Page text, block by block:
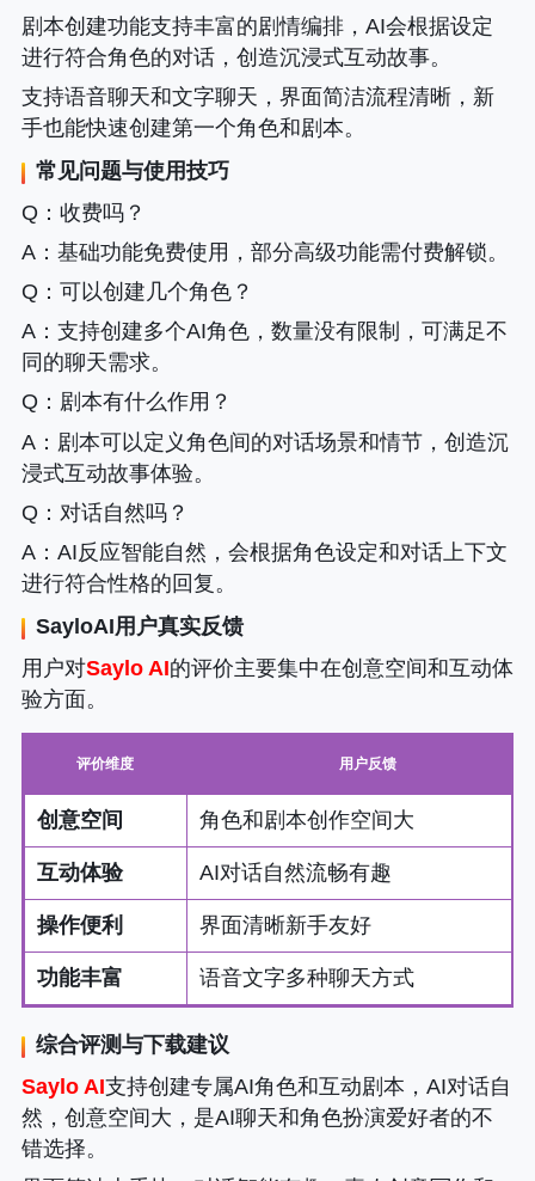
剧本创建功能支持丰富的剧情编排，AI会根据设定
进行符合角色的对话，创造沉浸式互动故事。
支持语音聊天和文字聊天，界面简洁流程清晰，新
手也能快速创建第一个角色和剧本。
常见问题与使用技巧
Q ：收费吗？
A：基础功能免费使用，部分高级功能需付费解锁。
Q ：可以创建几个角色？
A：支持创建多个AI角色，数量没有限制，可满足不
同的聊天需求。
Q ：剧本有什么作用？
A：剧本可以定义角色间的对话场景和情节，创造沉
浸式互动故事体验。
Q ：对话自然吗？
A：AI反应智能自然，会根据角色设定和对话上下文
进行符合性格的回复。
SayloAI用户真实反馈
用户对Saylo AI的评价主要集中在创意空间和互动体
验方面。
评价维度 用户反馈
创意空间 角色和剧本创作空间大
互动体验 AI对话自然流畅有趣
操作便利 界面清晰新手友好
功能丰富 语音文字多种聊天方式
综合评测与下载建议
Saylo AI支持创建专属AI角色和互动剧本，AI对话自
然，创意空间大，是AI聊天和角色扮演爱好者的不
错选择。